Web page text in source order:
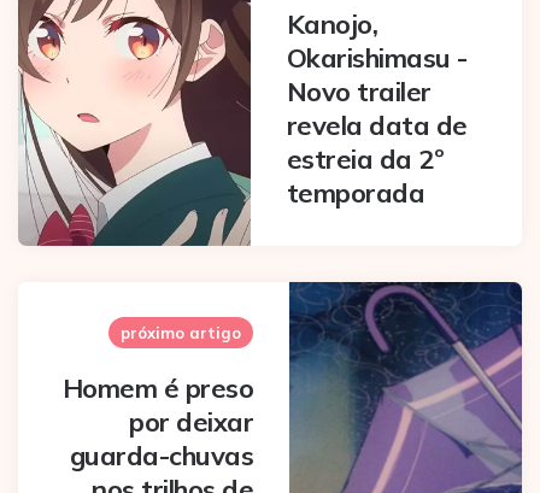
Kanojo,
Okarishimasu -
Novo trailer
revela data de
estreia da 2º
temporada
próximo artigo
Homem é preso
por deixar
guarda-chuvas